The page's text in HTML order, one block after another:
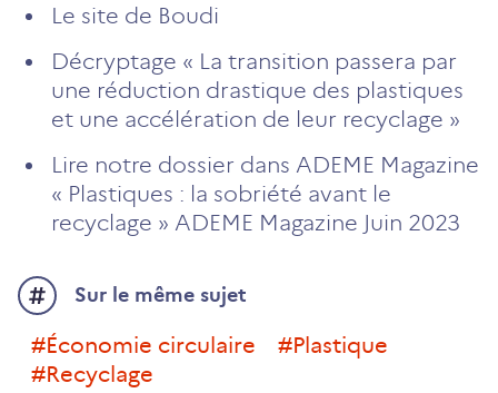
Le site de Boudi
Décryptage « La transition passera par
une réduction drastique des plastiques
et une accélération de leur recyclage »
Lire notre dossier dans ADEME Magazine
« Plastiques : la sobriété avant le
recyclage » ADEME Magazine Juin 2023
Sur le même sujet
#économie circulaire
#plastique
#recyclage